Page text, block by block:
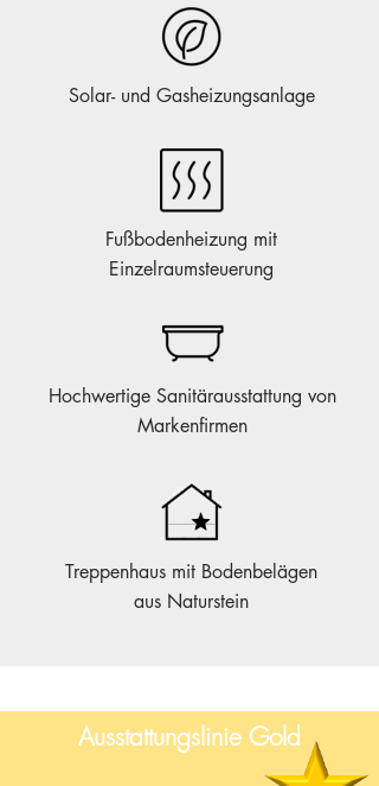
Solar- und Gasheizungsanlage
Fußbodenheizung mit
Einzelraumsteuerung
Hochwertige Sanitärausstattung von
Markenfirmen
Treppenhaus mit Bodenbelägen
aus Naturstein
Ausstattungslinie Gold